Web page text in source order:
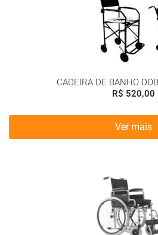
CADEIRA DE BANHO
R$ 520,00
Ver mais